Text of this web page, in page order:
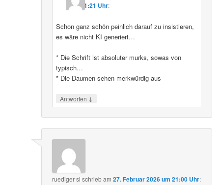
11:21 Uhr:
Schon ganz schön peinlich darauf zu insistieren,
es wäre nicht KI generiert…
* Die Schrift ist absoluter murks, sowas von
typisch…
* Die Daumen sehen merkwürdig aus
Antworten ↓
ruediger sl schriebam27. Februar 2026 um 21:00 Uhr: